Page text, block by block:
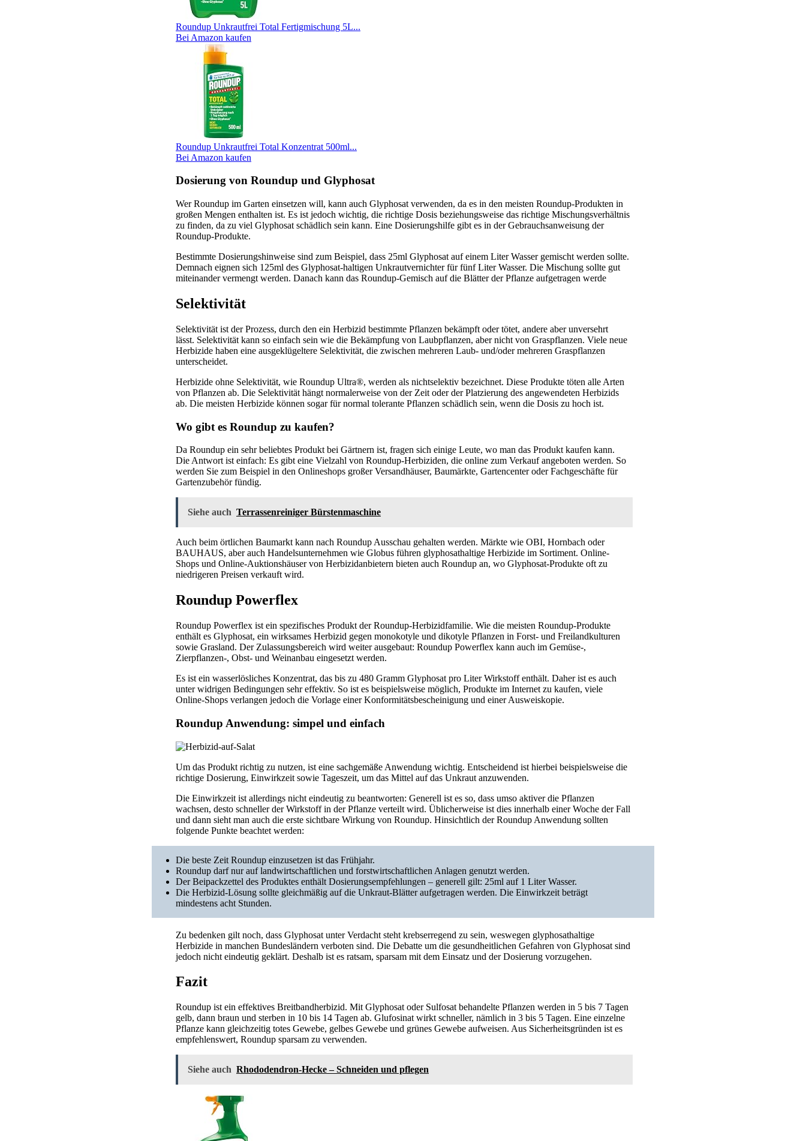
Roundup Unkrautfrei Total Fertigmischung 5L...
Bei Amazon kaufen
Roundup Unkrautfrei Total Konzentrat 500ml...
Bei Amazon kaufen
Dosierung von Roundup und Glyphosat
Wer Roundup im Garten einsetzen will, kann auch Glyphosat verwenden, da es in den meisten Roundup-Produkten in
großen Mengen enthalten ist. Es ist jedoch wichtig, die richtige Dosis beziehungsweise das richtige Mischungsverhältnis
zu finden, da zu viel Glyphosat schädlich sein kann. Eine Dosierungshilfe gibt es in der Gebrauchsanweisung der
Roundup-Produkte.
Bestimmte Dosierungshinweise sind zum Beispiel, dass 25ml Glyphosat auf einem Liter Wasser gemischt werden sollte.
Demnach eignen sich 125ml des Glyphosat-haltigen Unkrautvernichter für fünf Liter Wasser. Die Mischung sollte gut
miteinander vermengt werden. Danach kann das Roundup-Gemisch auf die Blätter der Pflanze aufgetragen werde
Selektivität
Selektivität ist der Prozess, durch den ein Herbizid bestimmte Pflanzen bekämpft oder tötet, andere aber unversehrt
lässt. Selektivität kann so einfach sein wie die Bekämpfung von Laubpflanzen, aber nicht von Graspflanzen. Viele neue
Herbizide haben eine ausgeklügeltere Selektivität, die zwischen mehreren Laub- und/oder mehreren Graspflanzen
unterscheidet.
Herbizide ohne Selektivität, wie Roundup Ultra®, werden als nichtselektiv bezeichnet. Diese Produkte töten alle Arten
von Pflanzen ab. Die Selektivität hängt normalerweise von der Zeit oder der Platzierung des angewendeten Herbizids
ab. Die meisten Herbizide können sogar für normal tolerante Pflanzen schädlich sein, wenn die Dosis zu hoch ist.
Wo gibt es Roundup zu kaufen?
Da Roundup ein sehr beliebtes Produkt bei Gärtnern ist, fragen sich einige Leute, wo man das Produkt kaufen kann.
Die Antwort ist einfach: Es gibt eine Vielzahl von Roundup-Herbiziden, die online zum Verkauf angeboten werden. So
werden Sie zum Beispiel in den Onlineshops großer Versandhäuser, Baumärkte, Gartencenter oder Fachgeschäfte für
Gartenzubehör fündig.
Siehe auch Terrassenreiniger Bürstenmaschine
Auch beim örtlichen Baumarkt kann nach Roundup Ausschau gehalten werden. Märkte wie OBI, Hornbach oder
BAUHAUS, aber auch Handelsunternehmen wie Globus führen glyphosathaltige Herbizide im Sortiment. Online-
Shops und Online-Auktionshäuser von Herbizidanbietern bieten auch Roundup an, wo Glyphosat-Produkte oft zu
niedrigeren Preisen verkauft wird.
Roundup Powerflex
Roundup Powerflex ist ein spezifisches Produkt der Roundup-Herbizidfamilie. Wie die meisten Roundup-Produkte
enthält es Glyphosat, ein wirksames Herbizid gegen monokotyle und dikotyle Pflanzen in Forst- und Freilandkulturen
sowie Grasland. Der Zulassungsbereich wird weiter ausgebaut: Roundup Powerflex kann auch im Gemüse-,
Zierpflanzen-, Obst- und Weinanbau eingesetzt werden.
Es ist ein wasserlösliches Konzentrat, das bis zu 480 Gramm Glyphosat pro Liter Wirkstoff enthält. Daher ist es auch
unter widrigen Bedingungen sehr effektiv. So ist es beispielsweise möglich, Produkte im Internet zu kaufen, viele
Online-Shops verlangen jedoch die Vorlage einer Konformitätsbescheinigung und einer Ausweiskopie.
Roundup Anwendung: simpel und einfach
Um das Produkt richtig zu nutzen, ist eine sachgemäße Anwendung wichtig. Entscheidend ist hierbei beispielsweise die
richtige Dosierung, Einwirkzeit sowie Tageszeit, um das Mittel auf das Unkraut anzuwenden.
Die Einwirkzeit ist allerdings nicht eindeutig zu beantworten: Generell ist es so, dass umso aktiver die Pflanzen
wachsen, desto schneller der Wirkstoff in der Pflanze verteilt wird. Üblicherweise ist dies innerhalb einer Woche der Fall
und dann sieht man auch die erste sichtbare Wirkung von Roundup. Hinsichtlich der Roundup Anwendung sollten
folgende Punkte beachtet werden:
Die beste Zeit Roundup einzusetzen ist das Frühjahr.
Roundup darf nur auf landwirtschaftlichen und forstwirtschaftlichen Anlagen genutzt werden.
Der Beipackzettel des Produktes enthält Dosierungsempfehlungen – generell gilt: 25ml auf 1 Liter Wasser.
Die Herbizid-Lösung sollte gleichmäßig auf die Unkraut-Blätter aufgetragen werden. Die Einwirkzeit beträgt
mindestens acht Stunden.
Zu bedenken gilt noch, dass Glyphosat unter Verdacht steht krebserregend zu sein, weswegen glyphosathaltige
Herbizide in manchen Bundesländern verboten sind. Die Debatte um die gesundheitlichen Gefahren von Glyphosat sind
jedoch nicht eindeutig geklärt. Deshalb ist es ratsam, sparsam mit dem Einsatz und der Dosierung vorzugehen.
Fazit
Roundup ist ein effektives Breitbandherbizid. Mit Glyphosat oder Sulfosat behandelte Pflanzen werden in 5 bis 7 Tagen
gelb, dann braun und sterben in 10 bis 14 Tagen ab. Glufosinat wirkt schneller, nämlich in 3 bis 5 Tagen. Eine einzelne
Pflanze kann gleichzeitig totes Gewebe, gelbes Gewebe und grünes Gewebe aufweisen. Aus Sicherheitsgründen ist es
empfehlenswert, Roundup sparsam zu verwenden.
Siehe auch Rhododendron-Hecke – Schneiden und pflegen